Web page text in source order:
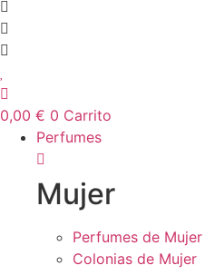
0,00 € 0 Carrito
Perfumes
Mujer
Perfumes de Mujer
Colonias de Mujer